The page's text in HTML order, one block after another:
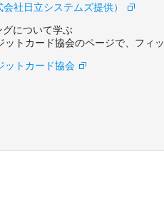
社日立システムズ提供）
グについて学ぶ
ットカード協会のページで、フィ
ットカード協会